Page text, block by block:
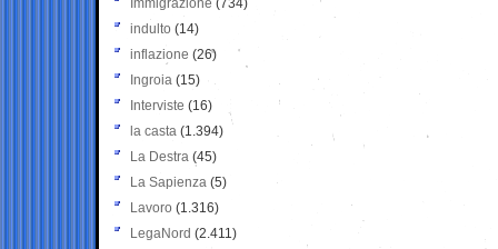
Immigrazione (734)
indulto (14)
inflazione (26)
Ingroia (15)
Interviste (16)
la casta (1.394)
La Destra (45)
La Sapienza (5)
Lavoro (1.316)
LegaNord (2.411)